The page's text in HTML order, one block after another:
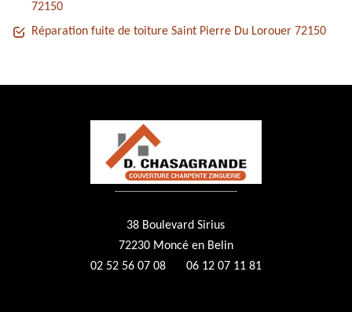
72150
Réparation fuite de toiture Saint Pierre Du Lorouer 72150
38 Boulevard Sirius
72230 Moncé en Belin
02 52 56 07 08
06 12 07 11 81